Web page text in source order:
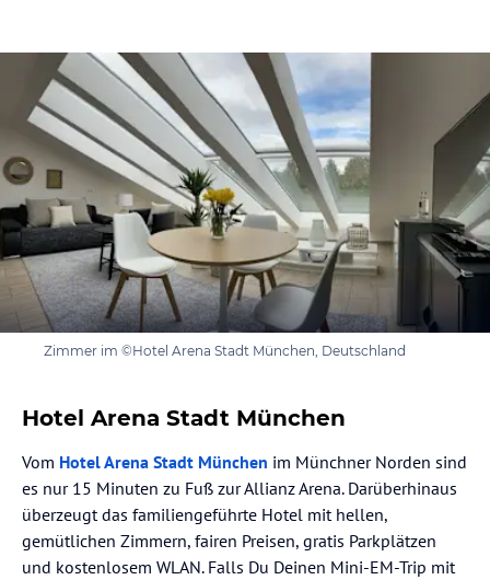
Zimmer im ©Hotel Arena Stadt München, Deutschland
Hotel Arena Stadt München
Vom Hotel Arena Stadt München im Münchner Norden sind
es nur 15 Minuten zu Fuß zur Allianz Arena. Darüberhinaus
überzeugt das familiengeführte Hotel mit hellen,
gemütlichen Zimmern, fairen Preisen, gratis Parkplätzen
und kostenlosem WLAN. Falls Du Deinen Mini-EM-Trip mit